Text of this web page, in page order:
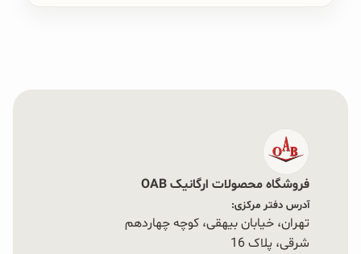
فروشگاه محصولات ارگانیک OAB
آدرس دفتر مرکزی:
تهران، خیابان بیهقی، کوچه چهاردهم
شرقی، پلاک 16‭